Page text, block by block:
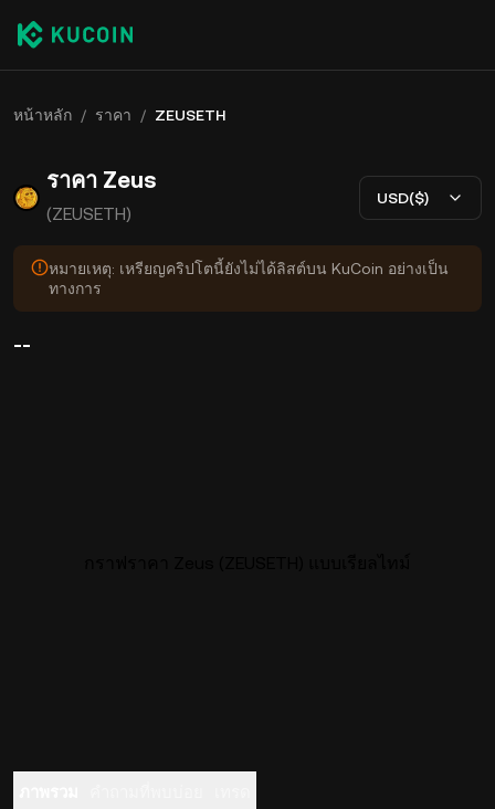
หน้าหลัก / ราคา / ZEUSETH
ราคา Zeus
(ZEUSETH)
USD($)
หมายเหตุ: เหรียญคริปโตนี้ยังไม่ได้ลิสต์บน KuCoin อย่างเป็น
ทางการ
--